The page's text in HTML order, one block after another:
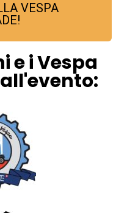
VESPA
e i Vespa